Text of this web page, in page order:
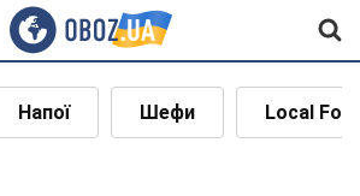
Напої Шефи Local